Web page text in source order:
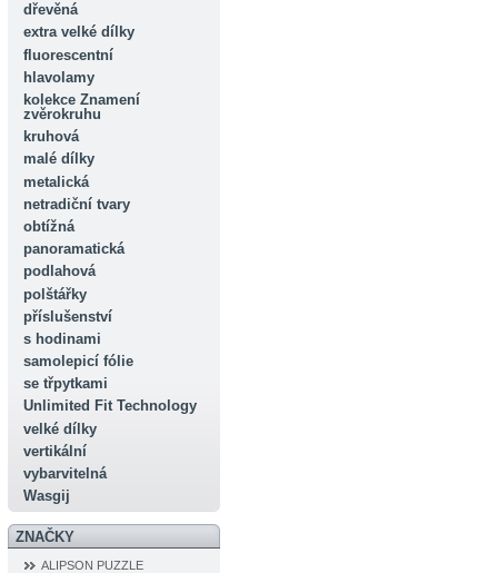
dřevěná
extra velké dílky
fluorescentní
hlavolamy
kolekce Znamení
zvěrokruhu
kruhová
malé dílky
metalická
netradiční tvary
obtížná
panoramatická
podlahová
polštářky
příslušenství
s hodinami
samolepicí fólie
se třpytkami
Unlimited Fit Technology
velké dílky
vertikální
vybarvitelná
Wasgij
ZNAČKY
ALIPSON PUZZLE